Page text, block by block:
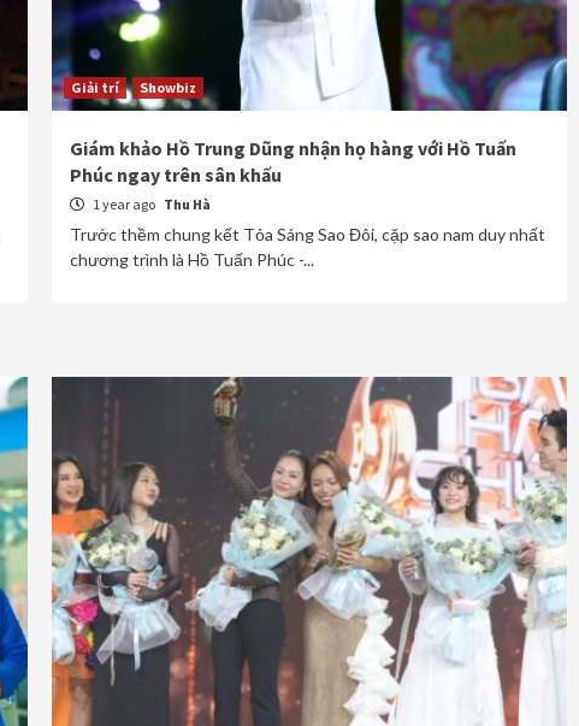
Giải trí Showbiz
Giám khảo Hồ Trung Dũng nhận họ hàng với Hồ Tuấn
Phúc ngay trên sân khấu
1 year ago Thu Hà
Trước thềm chung kết Tỏa Sáng Sao Đôi, cặp sao nam duy nhất
chương trình là Hồ Tuấn Phúc -...